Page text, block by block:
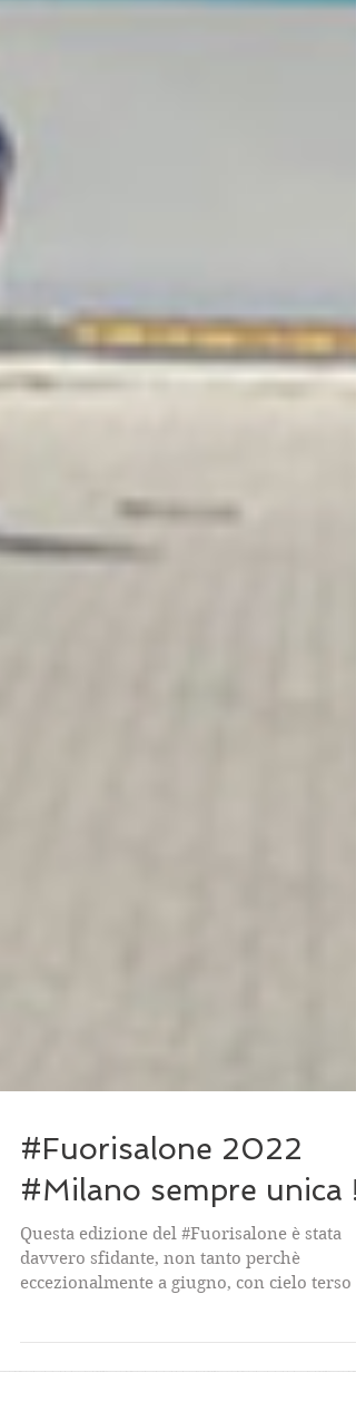
#Fuorisalone 2022
#Milano sempre unica !
Questa edizione del #Fuorisalone è stata
eccezionalmente a giugno, con cielo terso e
clima...